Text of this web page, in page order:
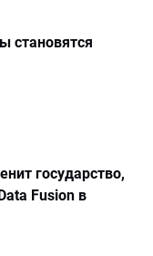
становятся
государство,
Fusion в